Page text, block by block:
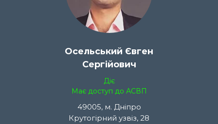
Осельський Євген
Сергійович
Діє
Має доступ до АСВП
49005, м. Дніпро
Крутогірний узвіз, 28